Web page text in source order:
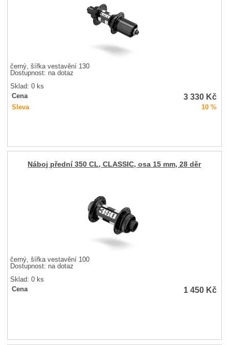
černý, šířka vestavění 130
Dostupnost: na dotaz
Sklad: 0 ks
Cena
3 330 Kč
Sleva 10 %
Náboj přední 350 CL, CLASSIC, osa 15 mm, 28 děr
černý, šířka vestavění 100
Dostupnost: na dotaz
Sklad: 0 ks
Cena
1 450 Kč